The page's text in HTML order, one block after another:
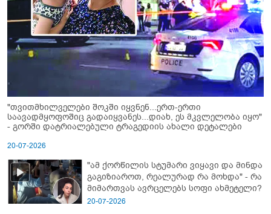
"თვითმხილველები შოკში იყვნენ...ერთ-ერთი
საავადმყოფოშიც გადაიყვანეს...დიახ, ეს მკვლელობა იყო"
- გორში დატრიალებული ტრაგედიის ახალი დეტალები
20-07-2026
"ამ ქორწილის სტუმარი ვიყავი და მინდა
გაგიზიაროთ, რეალურად რა მოხდა" - რა
მიმართვას ავრცელებს სოფი ახმეტელი?
20-07-2026